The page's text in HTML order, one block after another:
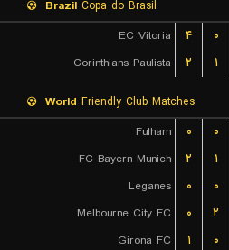
Brazil Copa do Brasil
EC Vitoria
۴ ۰
Corinthians Paulista
۲ ۱
World Friendly Club Matches
Fulham
۰ ۰
FC Bayern Munich
۲ ۱
Leganes
۰ ۰
Melbourne City FC
۰ ۲
Girona FC
۱ ۰